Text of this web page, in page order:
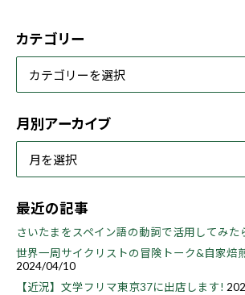
カテゴリー
月別アーカイブ
最近の記事
さいたまをスペイン語の動詞で活用してみた
世界一周サイクリストの冒険トーク&自家焙
2024/04/10
【近況】文学フリマ東京37に出店します!